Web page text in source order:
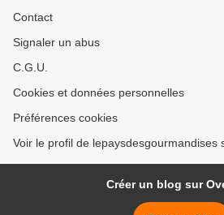
Contact
Signaler un abus
C.G.U.
Cookies et données personnelles
Préférences cookies
Voir le profil de lepaysdesgourmandises
Créer un blog sur